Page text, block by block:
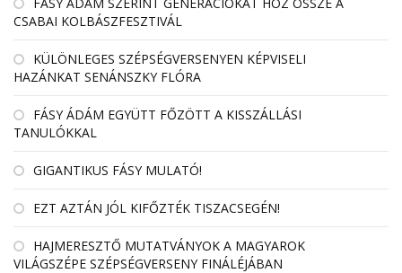
CSABAI KOLBÁSZFESZTIVÁL
KÜLÖNLEGES SZÉPSÉGVERSENYEN KÉPVISELI
HAZÁNKAT SENÁNSZKY FLÓRA
FÁSY ÁDÁM EGYÜTT FŐZÖTT A KISSZÁLLÁSI
TANULÓKKAL
GIGANTIKUS FÁSY MULATÓ!
EZT AZTÁN JÓL KIFŐZTÉK TISZACSEGÉN!
HAJMERESZTŐ MUTATVÁNYOK A MAGYAROK
VILÁGSZÉPE SZÉPSÉGVERSENY FINÁLÉJÁBAN